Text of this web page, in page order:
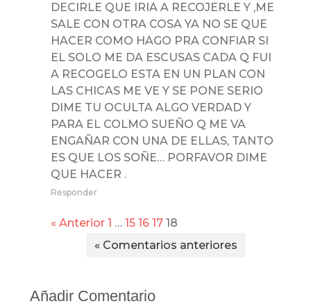
DECIRLE QUE IRIA A RECOJERLE Y ,ME
SALE CON OTRA COSA YA NO SE QUE
HACER COMO HAGO PRA CONFIAR SI
EL SOLO ME DA ESCUSAS CADA Q FUI
A RECOGELO ESTA EN UN PLAN CON
LAS CHICAS ME VE Y SE PONE SERIO
DIME TU OCULTA ALGO VERDAD Y
PARA EL COLMO SUEÑO Q ME VA
ENGAÑAR CON UNA DE ELLAS, TANTO
ES QUE LOS SOÑE… PORFAVOR DIME
QUE HACER .
Responder
« Anterior 1 … 15 16 17 18
« Comentarios anteriores
Añadir Comentario